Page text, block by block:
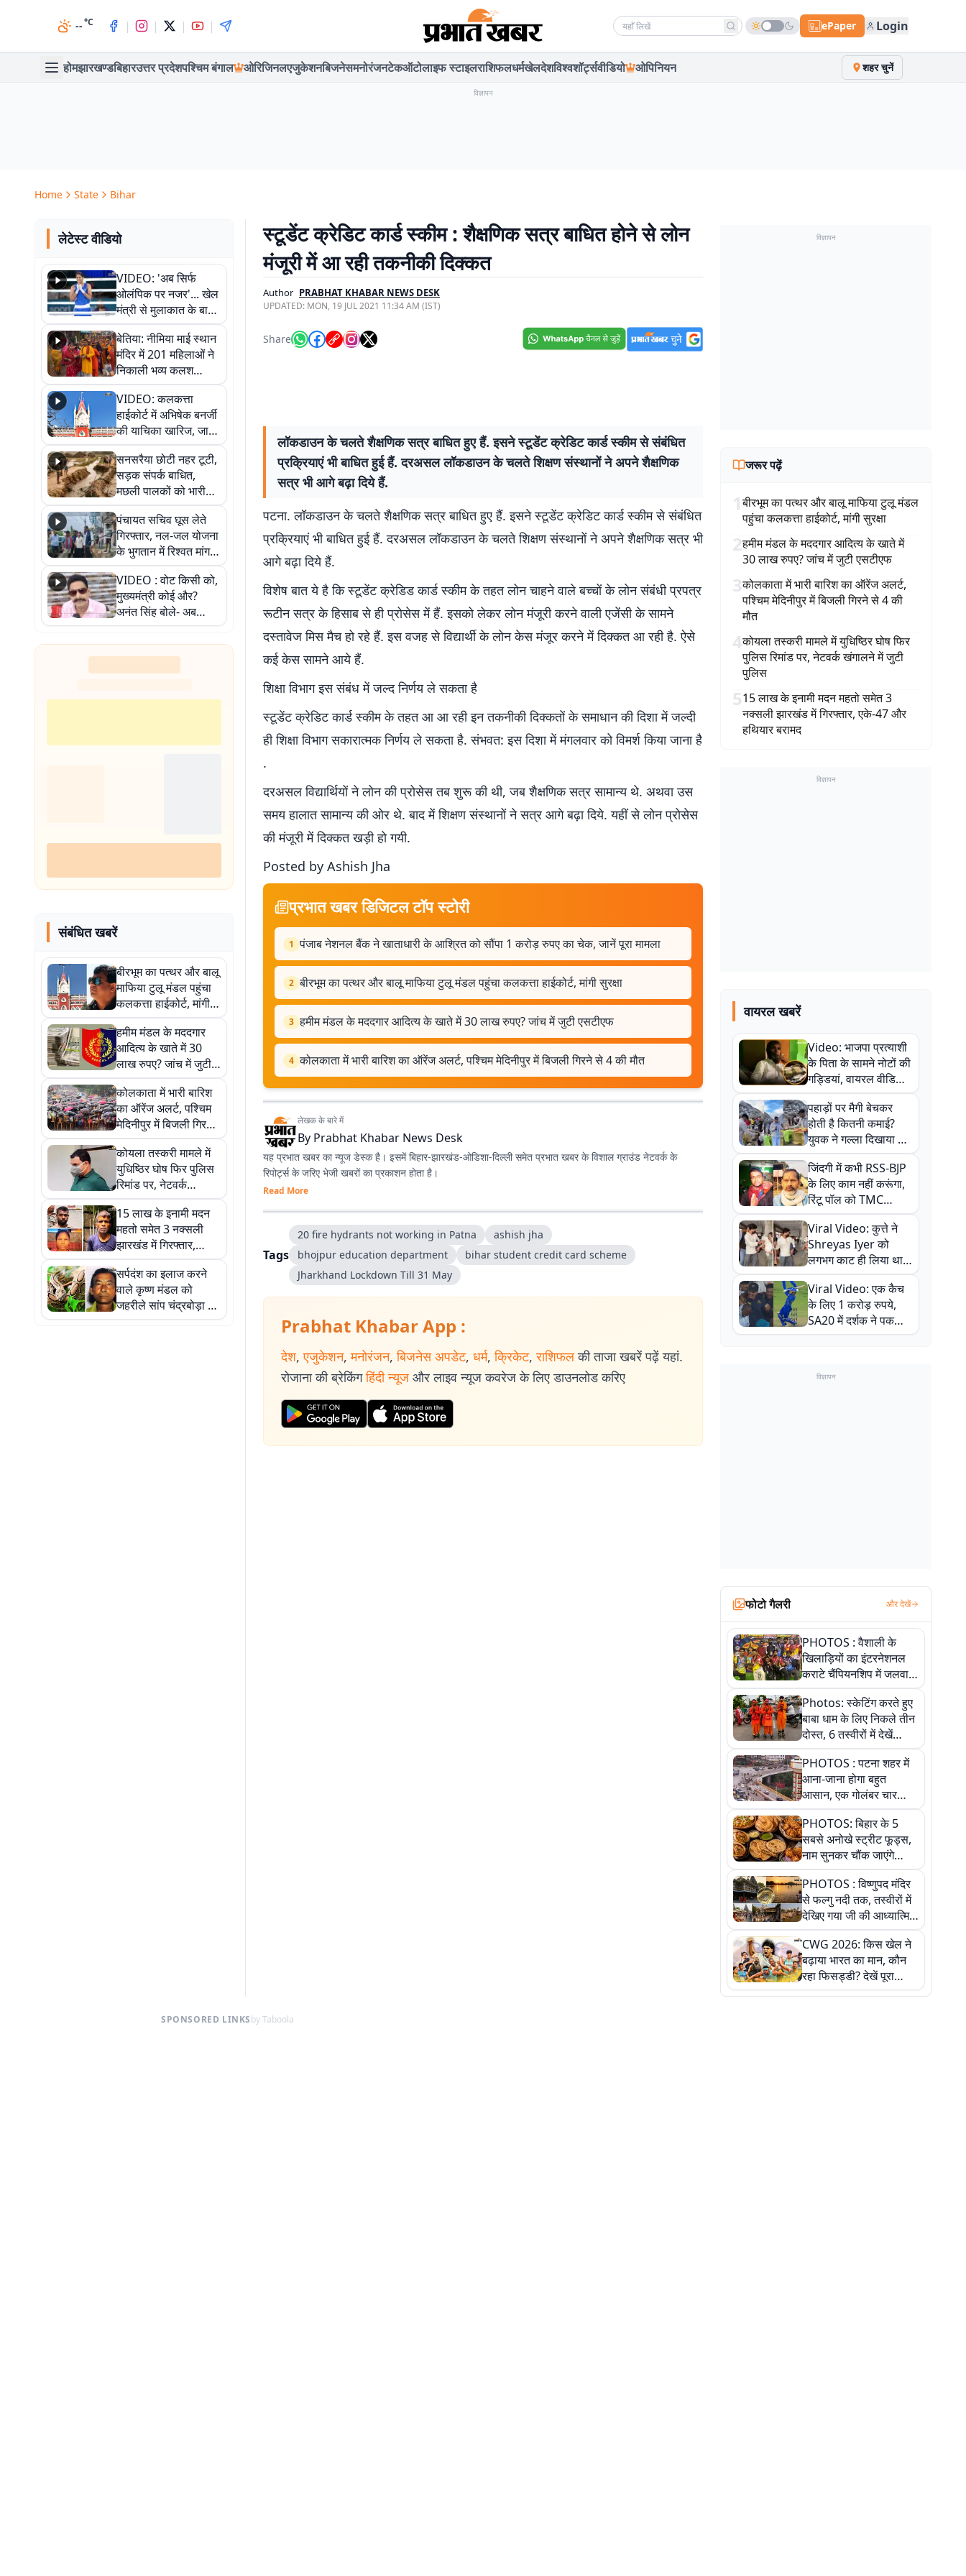
--°C | | | | Search news ePaper Login
होमझारखण्डबिहारउत्तर प्रदेशपश्चिम बंगाल ओरिजिनलएजुकेशनबिजनेसमनोरंजनटेकऑटोलाइफ स्टाइलराशिफलधर्मखेलदेशविश्वशॉर्ट्सवीडियो ओपिनियन शहर चुनें
विज्ञापन
Home State Bihar
लेटेस्ट वीडियो
VIDEO: 'अब सिर्फ
ओलंपिक पर नजर'... खेल
मंत्री से मुलाकात के बाद
जैसमीन लंबोरिया का बड़ा
बयान
बेतिया: नीमिया माई स्थान
मंदिर में 201 महिलाओं ने
निकाली भव्य कलश
शोभायात्रा, शिवलिंग
प्राण-प्रतिष्ठा महोत्सव
शुरू
VIDEO: कलकत्ता
हाईकोर्ट में अभिषेक बनर्जी
की याचिका खारिज, जानें
क्या है पूरा मामला
सनसरैया छोटी नहर टूटी,
सड़क संपर्क बाधित,
मछली पालकों को भारी
नुकसान
पंचायत सचिव घूस लेते
गिरफ्तार, नल-जल योजना
के भुगतान में रिश्वत मांगना
पड़ा भारी
VIDEO : वोट किसी को,
मुख्यमंत्री कोई और?
अनंत सिंह बोले- अब
जनता हर चुनाव में देगी
जवाब
संबंधित खबरें
बीरभूम का पत्थर और बालू
माफिया टुलू मंडल पहुंचा
कलकत्ता हाईकोर्ट, मांगी
सुरक्षा
हमीम मंडल के मददगार
आदित्य के खाते में 30
लाख रुपए? जांच में जुटी
एसटीएफ
कोलकाता में भारी बारिश
का ऑरेंज अलर्ट, पश्चिम
मेदिनीपुर में बिजली गिरने
से 4 की मौत
कोयला तस्करी मामले में
युधिष्ठिर घोष फिर पुलिस
रिमांड पर, नेटवर्क
खंगालने में जुटी पुलिस
15 लाख के इनामी मदन
महतो समेत 3 नक्सली
झारखंड में गिरफ्तार,
एके-47 और हथियार
बरामद
सर्पदंश का इलाज करने
वाले कृष्ण मंडल को
जहरीले सांप चंद्रबोड़ा ने
डंसा, हो गयी मौत
स्टूडेंट क्रेडिट कार्ड स्कीम : शैक्षणिक सत्र बाधित होने से लोन
मंजूरी में आ रही तकनीकी दिक्कत
Author PRABHAT KHABAR NEWS DESK
UPDATED: MON, 19 JUL 2021 11:34 AM (IST)
Share
लॉकडाउन के चलते शैक्षणिक सत्र बाधित हुए हैं. इसने स्टूडेंट क्रेडिट कार्ड स्कीम से संबंधित
प्रक्रियाएं भी बाधित हुई हैं. दरअसल लॉकडाउन के चलते शिक्षण संस्थानों ने अपने शैक्षणिक
सत्र भी आगे बढ़ा दिये हैं.
पटना. लॉकडाउन के चलते शैक्षणिक सत्र बाधित हुए हैं. इसने स्टूडेंट क्रेडिट कार्ड स्कीम से संबंधित
प्रक्रियाएं भी बाधित हुई हैं. दरअसल लॉकडाउन के चलते शिक्षण संस्थानों ने अपने शैक्षणिक सत्र भी
आगे बढ़ा दिये हैं.
विशेष बात ये है कि स्टूडेंट क्रेडिड कार्ड स्कीम के तहत लोन चाहने वाले बच्चों के लोन संबंधी प्रपत्र
रूटीन सत्र के हिसाब से ही प्रोसेस में हैं. इसको लेकर लोन मंजूरी करने वाली एजेंसी के सामने
दस्तावेज मिस मैच हो रहे हैं. इस वजह से विद्यार्थी के लोन केस मंजूर करने में दिक्कत आ रही है. ऐसे
कई केस सामने आये हैं.
शिक्षा विभाग इस संबंध में जल्द निर्णय ले सकता है
स्टूडेंट क्रेडिट कार्ड स्कीम के तहत आ आ रही इन तकनीकी दिक्कतों के समाधान की दिशा में जल्दी
ही शिक्षा विभाग सकारात्मक निर्णय ले सकता है. संभवत: इस दिशा में मंगलवार को विमर्श किया जाना है
.
दरअसल विद्यार्थियों ने लोन की प्रोसेस तब शुरू की थी, जब शैक्षणिक सत्र सामान्य थे. अथवा उस
समय हालात सामान्य की ओर थे. बाद में शिक्षण संस्थानों ने सत्र आगे बढ़ा दिये. यहीं से लोन प्रोसेस
की मंजूरी में दिक्कत खड़ी हो गयी.
Posted by Ashish Jha
प्रभात खबर डिजिटल टॉप स्टोरी
1 पंजाब नेशनल बैंक ने खाताधारी के आश्रित को सौंपा 1 करोड़ रुपए का चेक, जानें पूरा मामला
2 बीरभूम का पत्थर और बालू माफिया टुलू मंडल पहुंचा कलकत्ता हाईकोर्ट, मांगी सुरक्षा
3 हमीम मंडल के मददगार आदित्य के खाते में 30 लाख रुपए? जांच में जुटी एसटीएफ
4 कोलकाता में भारी बारिश का ऑरेंज अलर्ट, पश्चिम मेदिनीपुर में बिजली गिरने से 4 की मौत
लेखक के बारे में
By Prabhat Khabar News Desk
यह प्रभात खबर का न्यूज डेस्क है। इसमें बिहार-झारखंड-ओडिशा-दिल्‍ली समेत प्रभात खबर के विशाल ग्राउंड नेटवर्क के
रिपोर्ट्स के जरिए भेजी खबरों का प्रकाशन होता है।
Read More
Tags
20 fire hydrants not working in Patna
ashish jha
bhojpur education department
bihar student credit card scheme
Jharkhand Lockdown Till 31 May
Prabhat Khabar App :
देश, एजुकेशन, मनोरंजन, बिजनेस अपडेट, धर्म, क्रिकेट, राशिफल की ताजा खबरें पढ़ें यहां.
रोजाना की ब्रेकिंग हिंदी न्यूज और लाइव न्यूज कवरेज के लिए डाउनलोड करिए
विज्ञापन
जरूर पढ़ें
1बीरभूम का पत्थर और बालू माफिया टुलू मंडल
पहुंचा कलकत्ता हाईकोर्ट, मांगी सुरक्षा
2हमीम मंडल के मददगार आदित्य के खाते में
30 लाख रुपए? जांच में जुटी एसटीएफ
3कोलकाता में भारी बारिश का ऑरेंज अलर्ट,
पश्चिम मेदिनीपुर में बिजली गिरने से 4 की
मौत
4कोयला तस्करी मामले में युधिष्ठिर घोष फिर
पुलिस रिमांड पर, नेटवर्क खंगालने में जुटी
पुलिस
515 लाख के इनामी मदन महतो समेत 3
नक्सली झारखंड में गिरफ्तार, एके-47 और
हथियार बरामद
विज्ञापन
वायरल खबरें
Video: भाजपा प्रत्याशी
के पिता के सामने नोटों की
गड्डियां, वायरल वीडियो
से राजनीति में उबाल,
अजित महतो बोले- TMC
की गंदी चाल
पहाड़ों पर मैगी बेचकर
होती है कितनी कमाई?
युवक ने गल्ला दिखाया तो
नौकरी वालों के खड़े हो गए
कान
जिंदगी में कभी RSS-BJP
के लिए काम नहीं करूंगा,
रिंटू पॉल को TMC
ऑफिस में ले जाकर पीटा,
Video वायरल
Viral Video: कुत्ते ने
Shreyas Iyer को
लगभग काट ही लिया था,
न्यूजीलैंड सीरीज से पहले
बाल-बाल बचे
Viral Video: एक कैच
के लिए 1 करोड़ रुपये,
SA20 में दर्शक ने पकड़ा
एक हाथ से गजब का कैच
विज्ञापन
फोटो गैलरी और देखें
PHOTOS : वैशाली के
खिलाड़ियों का इंटरनेशनल
कराटे चैंपियनशिप में जलवा,
जीते 9 पदक, पांच तस्वीर से
देखिए पूरा खेल
Photos: स्केटिंग करते हुए
बाबा धाम के लिए निकले तीन
दोस्त, 6 तस्वीरों में देखें
आस्था और जुनून की कहानी
PHOTOS : पटना शहर में
आना-जाना होगा बहुत
आसान, एक गोलंबर चार
फ्लाईओवर को जोड़ेगा
PHOTOS: बिहार के 5
सबसे अनोखे स्ट्रीट फूड्स,
नाम सुनकर चौंक जाएंगे
लेकिन स्वाद ऐसा कि बार-बार
खाने का करेगा मन
PHOTOS : विष्णुपद मंदिर
से फल्गु नदी तक, तस्वीरों में
देखिए गया जी की आध्यात्मिक
पहचान
CWG 2026: किस खेल ने
बढ़ाया भारत का मान, कौन
रहा फिसड्डी? देखें पूरा
रिपोर्ट कार्ड
SPONSORED LINKSby Taboola